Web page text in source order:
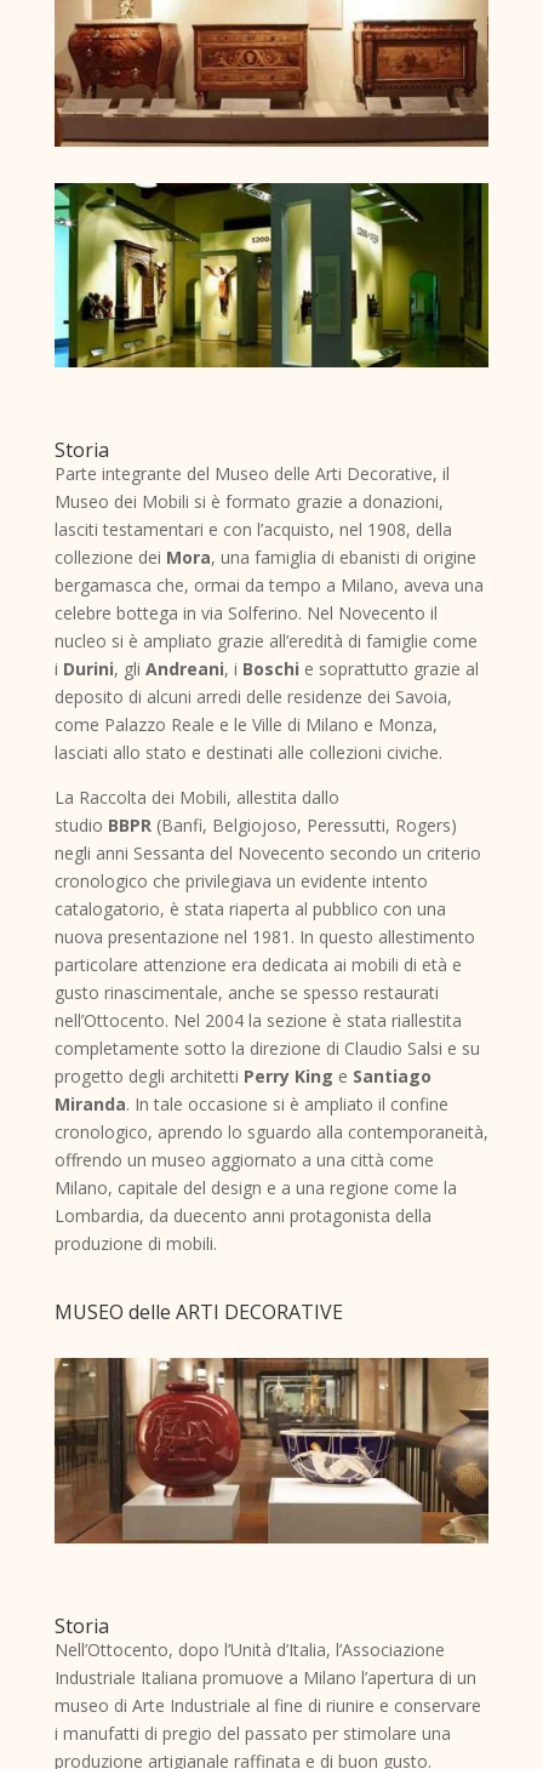
Storia
Parte integrante del Museo delle Arti Decorative, il
Museo dei Mobili si è formato grazie a donazioni,
lasciti testamentari e con l’acquisto, nel 1908, della
collezione dei Mora, una famiglia di ebanisti di origine
bergamasca che, ormai da tempo a Milano, aveva una
celebre bottega in via Solferino. Nel Novecento il
nucleo si è ampliato grazie all’eredità di famiglie come
i Durini, gli Andreani, i Boschi e soprattutto grazie al
deposito di alcuni arredi delle residenze dei Savoia,
come Palazzo Reale e le Ville di Milano e Monza,
lasciati allo stato e destinati alle collezioni civiche.
La Raccolta dei Mobili, allestita dallo
studio BBPR(Banfi, Belgiojoso, Peressutti, Rogers)
negli anni Sessanta del Novecento secondo un criterio
cronologico che privilegiava un evidente intento
catalogatorio, è stata riaperta al pubblico con una
nuova presentazione nel 1981. In questo allestimento
particolare attenzione era dedicata ai mobili di età e
gusto rinascimentale, anche se spesso restaurati
nell’Ottocento. Nel 2004 la sezione è stata riallestita
completamente sotto la direzione di Claudio Salsi e su
progetto degli architetti Perry King e Santiago
Miranda. In tale occasione si è ampliato il confine
cronologico, aprendo lo sguardo alla contemporaneità,
offrendo un museo aggiornato a una città come
Milano, capitale del design e a una regione come la
Lombardia, da duecento anni protagonista della
produzione di mobili.
MUSEO delle ARTI DECORATIVE
Storia
Nell’Ottocento, dopo l’Unità d’Italia, l’Associazione
Industriale Italiana promuove a Milano l’apertura di un
museo di Arte Industriale al fine di riunire e conservare
i manufatti di pregio del passato per stimolare una
produzione artigianale raffinata e di buon gusto.